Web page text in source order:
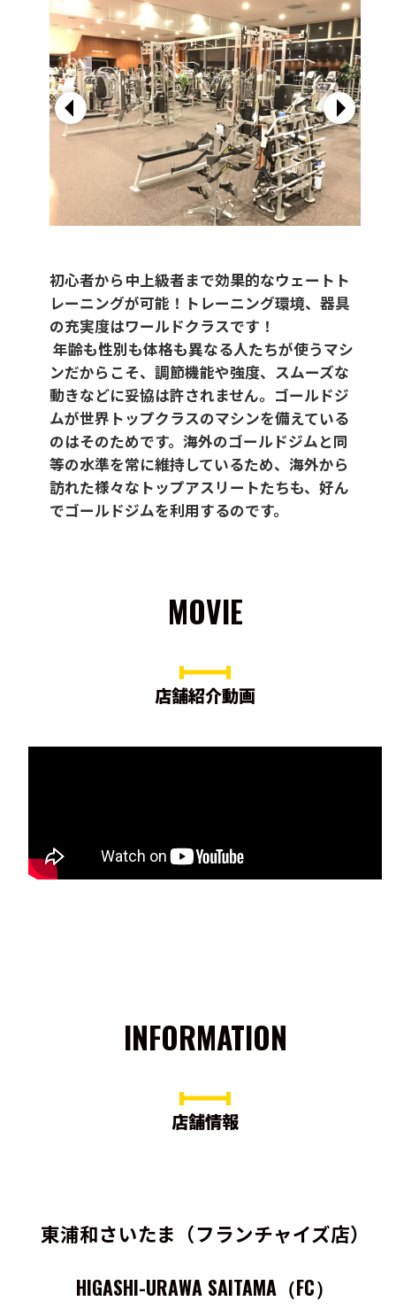
初心者から中上級者まで効果的なウェートト
レーニングが可能！トレーニング環境、器具
の充実度はワールドクラスです！
年齢も性別も体格も異なる人たちが使うマシ
ンだからこそ、調節機能や強度、スムーズな
動きなどに妥協は許されません。ゴールドジ
ムが世界トップクラスのマシンを備えている
のはそのためです。海外のゴールドジムと同
等の水準を常に維持しているため、海外から
訪れた様々なトップアスリートたちも、好ん
でゴールドジムを利用するのです。
MOVIE
店舗紹介動画
INFORMATION
店舗情報
東浦和さいたま（フランチャイズ店）
HIGASHI-URAWA SAITAMA（FC）